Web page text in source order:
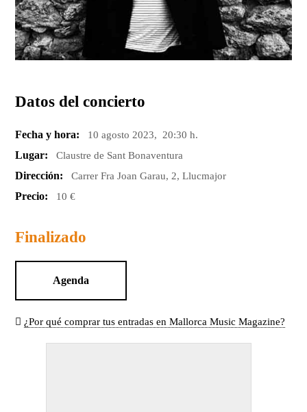
Datos del concierto
Fecha y hora: 10 agosto 2023, 20:30 h.
Lugar: Claustre de Sant Bonaventura
Dirección: Carrer Fra Joan Garau, 2, Llucmajor
Precio: 10 €
Finalizado
Agenda
¿Por qué comprar tus entradas en Mallorca Music Magazine?